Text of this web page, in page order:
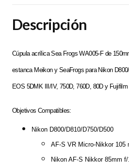
Descripción
Cúpula acrílica Sea Frogs WA005-F de
estanca Meikon y SeaFrogs para Nikon
EOS 5DMK III/IV, 750D, 760D, 80D y Fujifilm
Objetivos Compatibles:
Nikon D800/D810/D750/D500
AF-S VR Micro-Nikkor 105
Nikon AF-S Nikkor 85mm